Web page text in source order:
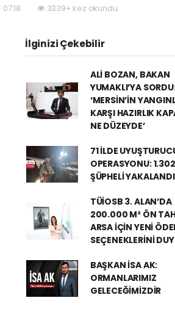
3339+ kez okundu.
İlginizi Çekebilir
ALİ BOZAN, BAKAN
YUMAKLI’YA
‘MERSİN’İN
KARŞI HAZIRLIK
NE DÜZEYDE’
71 İLDE
OPERASYONU: 1.302
ŞÜPHELİ YAKALANDI
TÜİOSB 3. ALAN’DA
200.000 M² ÖN
ARSA İÇİN YENİ
SEÇENEKLERİNİ
BAŞKAN İSA AK:
ORMANLARIMIZ
GELECEĞİMİZDİR